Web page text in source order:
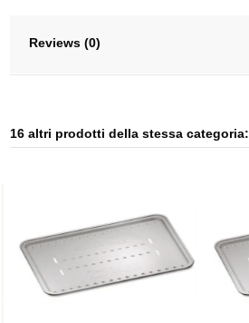
Reviews (0)
16 altri prodotti della stessa categoria: